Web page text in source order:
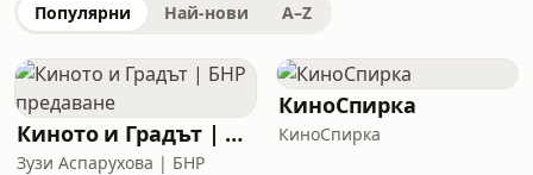
Популярни Най-нови A–Z
Киното и Градът | БНР предаване
Зузи Аспарухова | БНР
КиноСпирка
КиноСпирка